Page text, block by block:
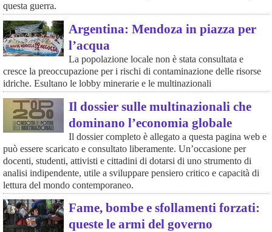
questa guerra.
Argentina: Mendoza in piazza per
l’acqua
La popolazione locale non è stata consultata e
cresce la preoccupazione per i rischi di contaminazione delle risorse
idriche. Esultano le lobby minerarie e le multinazionali
Il dossier sulle multinazionali che
dominano l’economia globale
Il dossier completo è allegato a questa pagina web e
può essere scaricato e consultato liberamente. Un’occasione per
docenti, studenti, attivisti e cittadini di dotarsi di uno strumento di
analisi indipendente, utile a sviluppare pensiero critico e capacità di
lettura del mondo contemporaneo.
Fame, bombe e sfollamenti forzati:
queste le armi del governo